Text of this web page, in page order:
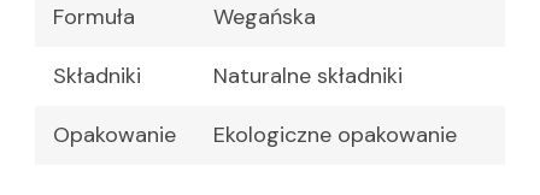
Formuła Wegańska
Składniki Naturalne składniki
Opakowanie Ekologiczne opakowanie